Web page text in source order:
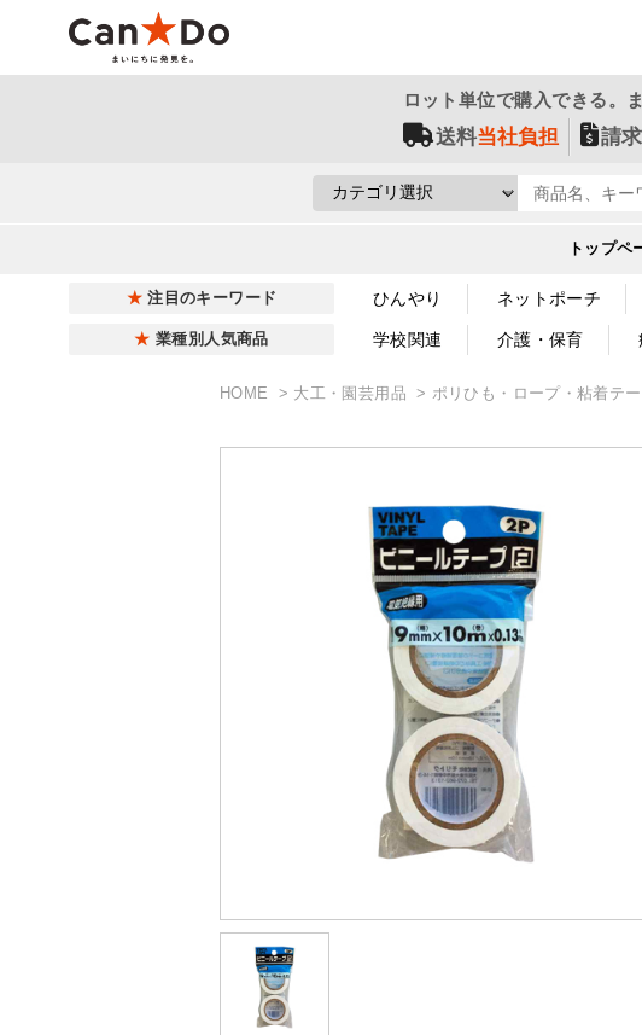
ロット単位で購入できる。
送料当社負担 請
トップペ
注目のキーワード ひんやり ネットポーチ
業種別人気商品 学校関連 介護・保育
HOME 大工・園芸用品 ポリひも・ロープ・粘着テ